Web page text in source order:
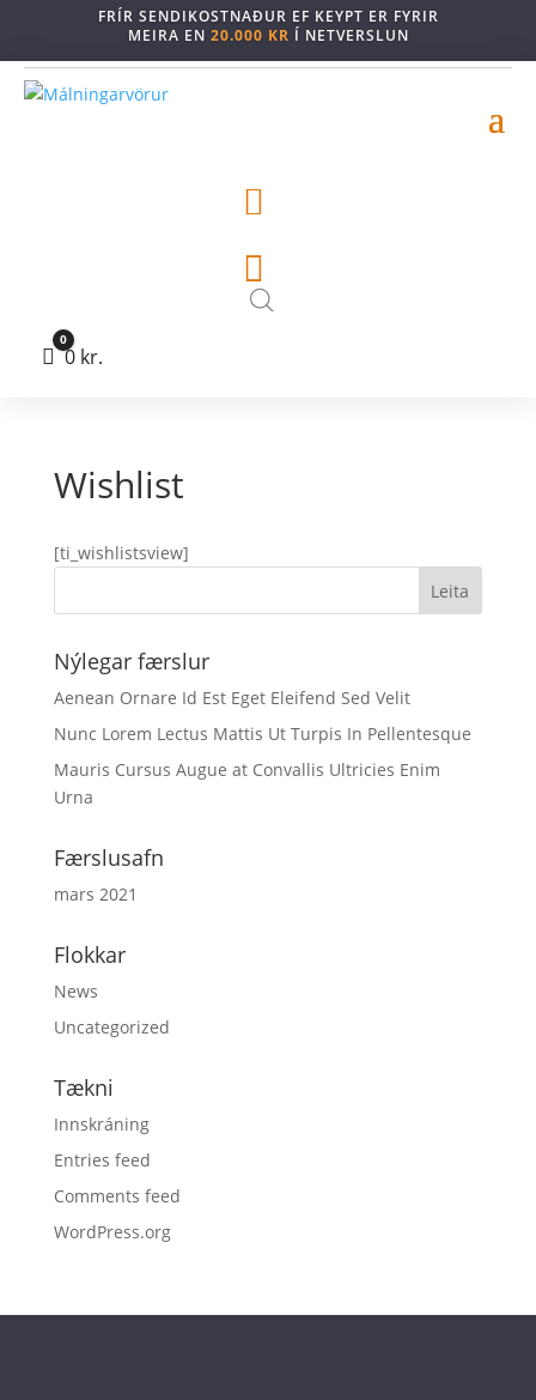
FRÍR SENDIKOSTNAÐUR EF KEYPT ER FYRIR
MEIRA EN 20.000 KR Í NETVERSLUN


Cart
0
0 kr.
Wishlist
[ti_wishlistsview]
Nýlegar færslur
Aenean Ornare Id Est Eget Eleifend Sed Velit
Nunc Lorem Lectus Mattis Ut Turpis In Pellentesque
Mauris Cursus Augue at Convallis Ultricies Enim
Urna
Færslusafn
mars 2021
Flokkar
News
Uncategorized
Tækni
Innskráning
Entries feed
Comments feed
WordPress.org